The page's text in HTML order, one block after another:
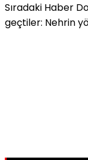
Sıradaki Haber
geçtiler: Nehrin